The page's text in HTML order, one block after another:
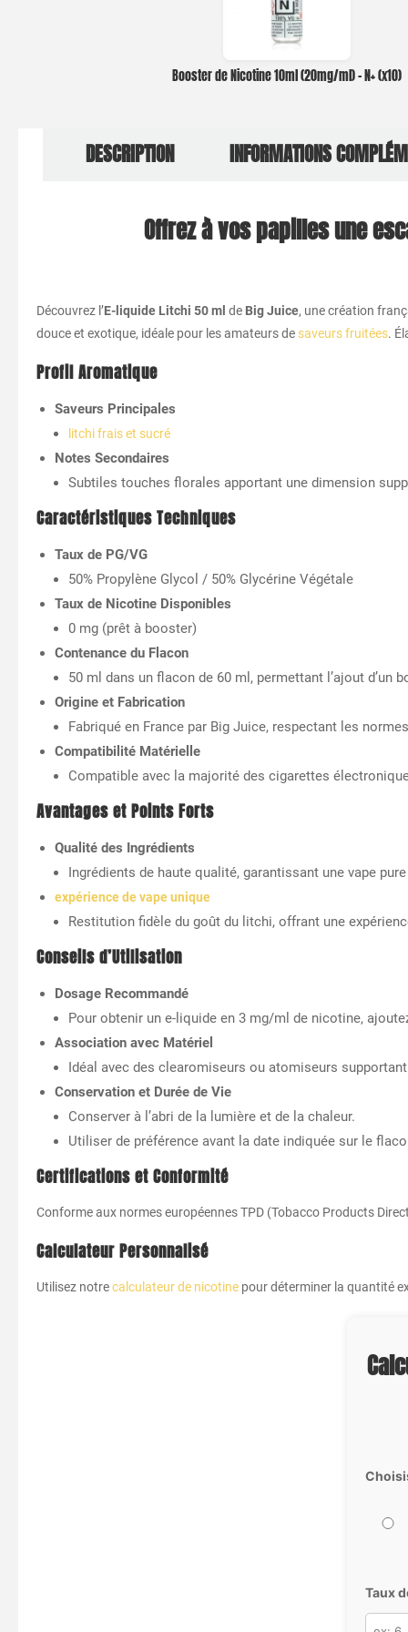
Booster de Nicotine 10ml (20mg/ml) – N+ (x10)
DESCRIPTION INFORMATIONS
Offrez à vos papilles une
Découvrez l’E-liquide Litchi 50 ml de Big Juice, une création
douce et exotique, idéale pour les amateurs de saveurs fruitées.
Profil Aromatique
Saveurs Principales
litchi frais et sucré
Notes Secondaires
Subtiles touches florales apportant une dimension
Caractéristiques Techniques
Taux de PG/VG
50% Propylène Glycol / 50% Glycérine Végétale
Taux de Nicotine Disponibles
0 mg (prêt à booster)
Contenance du Flacon
50 ml dans un flacon de 60 ml, permettant l’ajout d’un
Origine et Fabrication
Fabriqué en France par Big Juice, respectant les
Compatibilité Matérielle
Compatible avec la majorité des cigarettes
Avantages et Points Forts
Qualité des Ingrédients
Ingrédients de haute qualité, garantissant une vape
expérience de vape unique
Restitution fidèle du goût du litchi, offrant une
Conseils d’Utilisation
Dosage Recommandé
Pour obtenir un e-liquide en 3 mg/ml de nicotine,
Association avec Matériel
Idéal avec des clearomiseurs ou atomiseurs
Conservation et Durée de Vie
Conserver à l’abri de la lumière et de la chaleur.
Utiliser de préférence avant la date indiquée sur le
Certifications et Conformité
Conforme aux normes européennes TPD (Tobacco Products
Calculateur Personnalisé
Utilisez notrecalculateur de nicotine pour déterminer la quantité
Taux